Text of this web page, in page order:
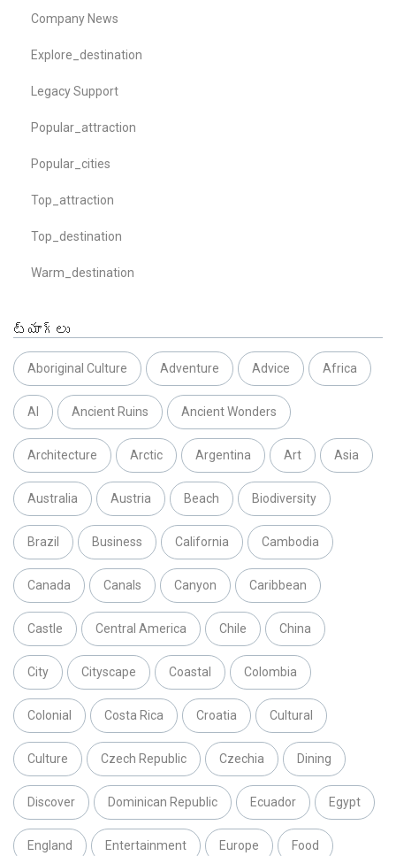
Company News
Explore_destination
Legacy Support
Popular_attraction
Popular_cities
Top_attraction
Top_destination
Warm_destination
ట్యాగ్లు
Aboriginal Culture Adventure Advice Africa
AI Ancient Ruins Ancient Wonders
Architecture Arctic Argentina Art Asia
Australia Austria Beach Biodiversity
Brazil Business California Cambodia
Canada Canals Canyon Caribbean
Castle Central America Chile China
City Cityscape Coastal Colombia
Colonial Costa Rica Croatia Cultural
Culture Czech Republic Czechia Dining
Discover Dominican Republic Ecuador Egypt
England Entertainment Europe Food